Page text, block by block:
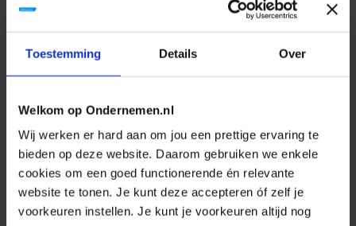
Toestemming Details Over
Welkom op Ondernemen.nl
Wij werken er hard aan om jou een prettige ervaring te
bieden op deze website. Daarom gebruiken we enkele
cookies om een goed functionerende én relevante
website te tonen. Je kunt deze accepteren óf zelf je
voorkeuren instellen. Je kunt je voorkeuren altijd nog
FINANCIEEL ADVISEUR
Scan
De kosten voor een zieke werknemer
kunnen behoorlijk oplopen. Hoeveel